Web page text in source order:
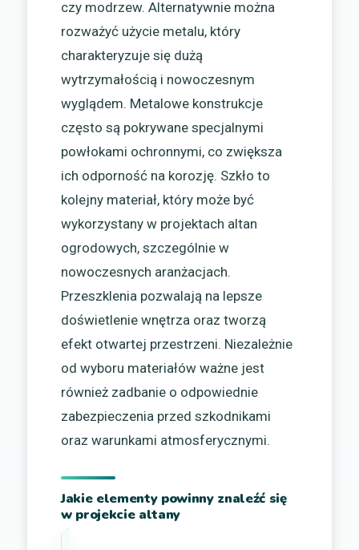
czy modrzew. Alternatywnie można
rozważyć użycie metalu, który
charakteryzuje się dużą
wytrzymałością i nowoczesnym
wyglądem. Metalowe konstrukcje
często są pokrywane specjalnymi
powłokami ochronnymi, co zwiększa
ich odporność na korozję. Szkło to
kolejny materiał, który może być
wykorzystany w projektach altan
ogrodowych, szczególnie w
nowoczesnych aranżacjach.
Przeszklenia pozwalają na lepsze
doświetlenie wnętrza oraz tworzą
efekt otwartej przestrzeni. Niezależnie
od wyboru materiałów ważne jest
również zadbanie o odpowiednie
zabezpieczenia przed szkodnikami
oraz warunkami atmosferycznymi.
Jakie elementy powinny znaleźć się
w projekcie altany